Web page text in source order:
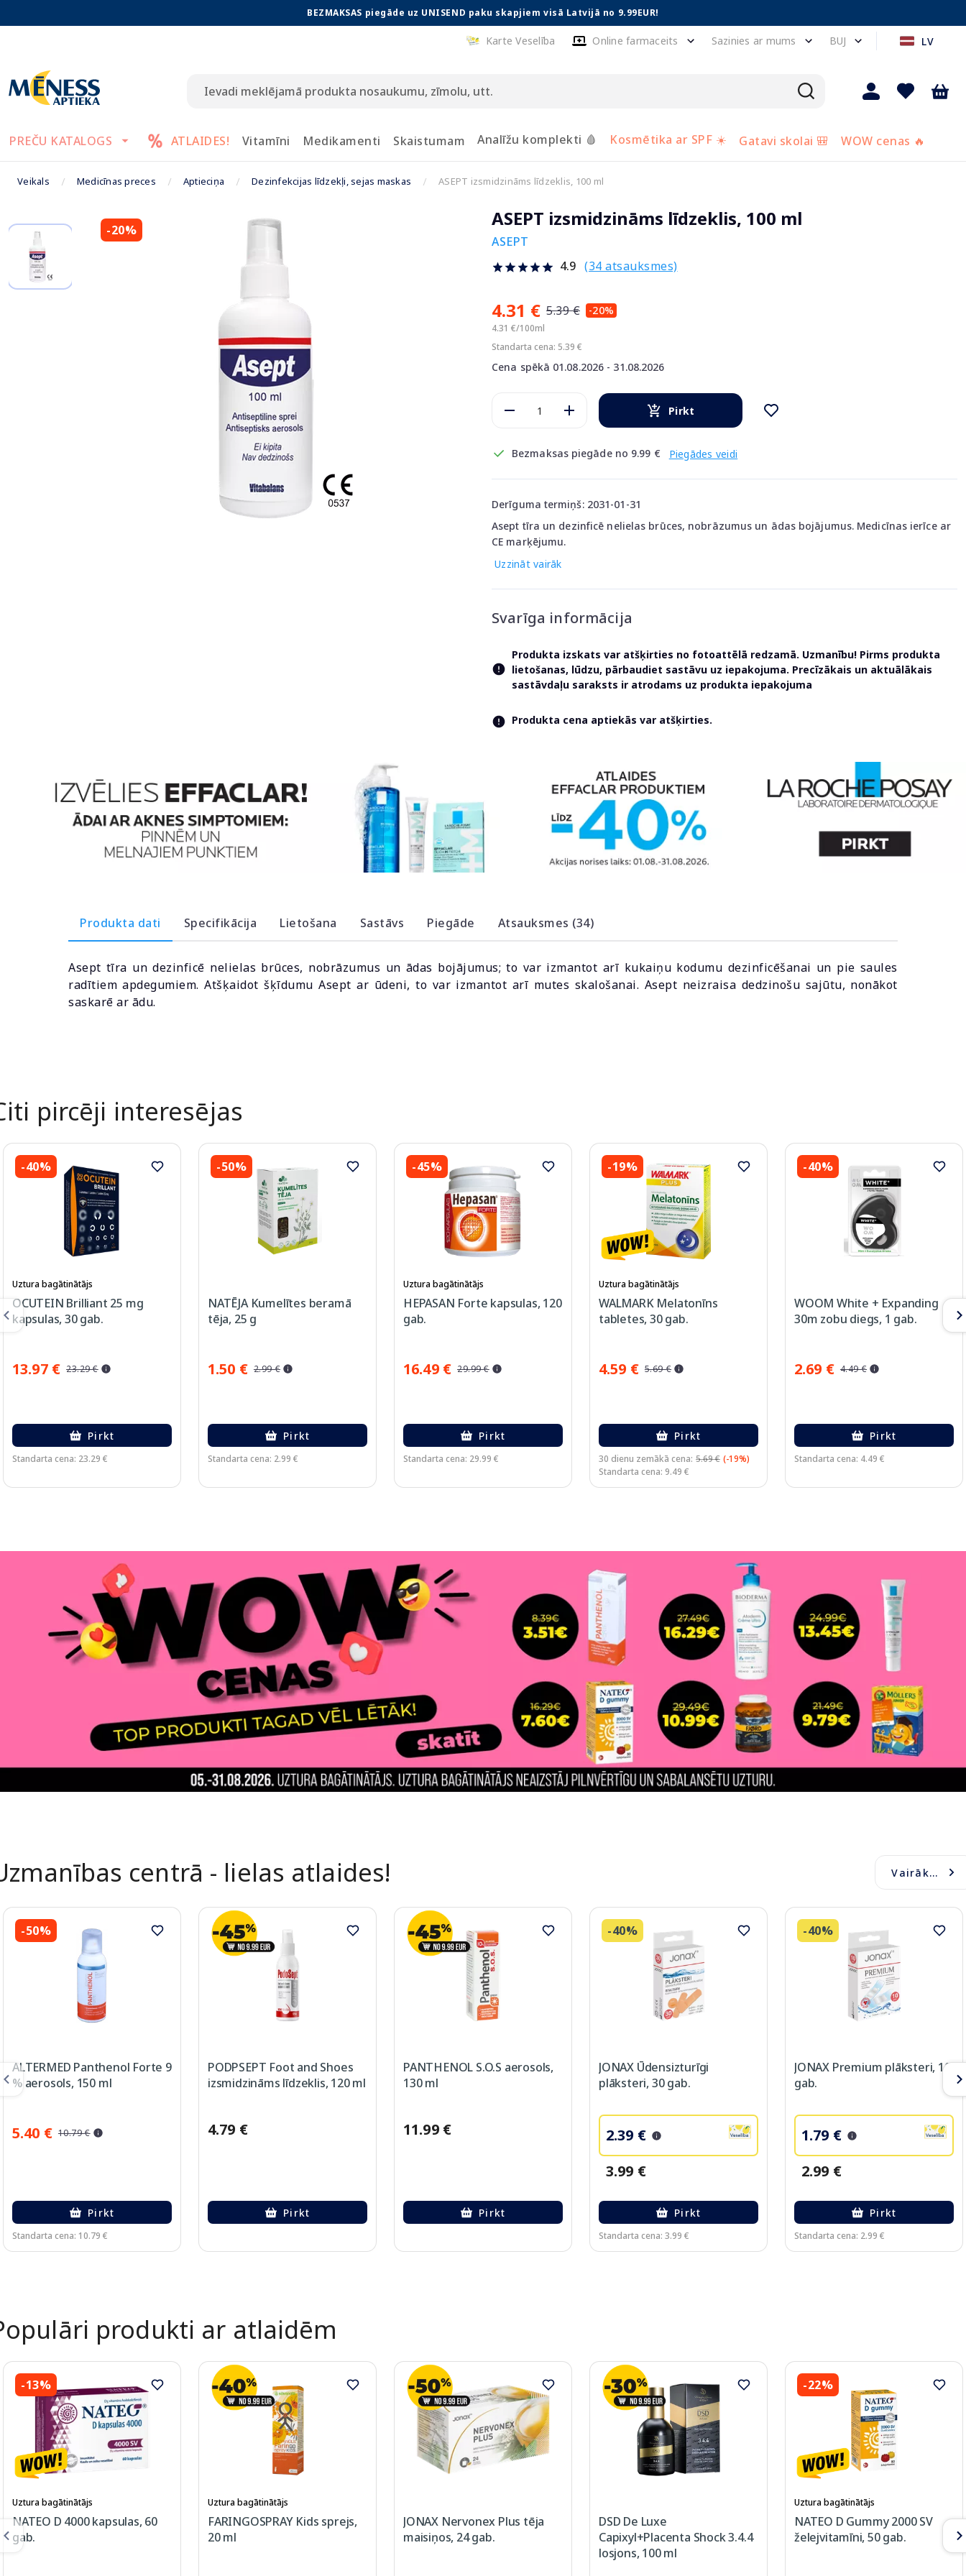
BEZMAKSAS piegāde uz UNISEND paku skapjiem visā Latvijā no 9.99EUR!
Karte Veselība Online farmaceits Sazinies ar mums BUJ LV
PREČU KATALOGS ATLAIDES! Vitamīni Medikamenti Skaistumam Analīžu komplekti 🩸 Kosmētika ar SPF ☀️ Gatavi skolai 🎒 WOW cenas 🔥
Veikals Medicīnas preces Aptieciņa Dezinfekcijas līdzekļi, sejas maskas ASEPT izsmidzināms līdzeklis, 100 ml
-20% ASEPT izsmidzināms līdzeklis, 100 ml
ASEPT
4.9 (34 atsauksmes)
4.31 € 5.39 € -20%
4.31 €/100ml
Standarta cena: 5.39 €
Cena spēkā 01.08.2026 - 31.08.2026
Pirkt
Bezmaksas piegāde no 9.99 € Piegādes veidi
Derīguma termiņš: 2031-01-31
Asept tīra un dezinficē nelielas brūces, nobrāzumus un ādas bojājumus. Medicīnas ierīce ar
CE marķējumu.
Uzzināt vairāk
Svarīga informācija
Produkta izskats var atšķirties no fotoattēlā redzamā. Uzmanību! Pirms produkta
lietošanas, lūdzu, pārbaudiet sastāvu uz iepakojuma. Precīzākais un aktuālākais
sastāvdaļu saraksts ir atrodams uz produkta iepakojuma
Produkta cena aptiekās var atšķirties.
Produkta dati Specifikācija Lietošana Sastāvs Piegāde Atsauksmes (34)
Asept tīra un dezinficē nelielas brūces, nobrāzumus un ādas bojājumus; to var izmantot arī kukaiņu kodumu dezinficēšanai un pie saules
radītiem apdegumiem. Atšķaidot šķīdumu Asept ar ūdeni, to var izmantot arī mutes skalošanai. Asept neizraisa dedzinošu sajūtu, nonākot
saskarē ar ādu.
pircēji interesējas
-40%
Uztura bagātinātājs
OCUTEIN Brilliant 25 mg
kapsulas, 30 gab.
13.97 € 23.29 €
Pirkt
Standarta cena: 23.29 €
-50%
NATĒJA Kumelītes beramā
tēja, 25 g
1.50 € 2.99 €
Pirkt
Standarta cena: 2.99 €
-45%
Uztura bagātinātājs
HEPASAN Forte kapsulas, 120
gab.
16.49 € 29.99 €
Pirkt
Standarta cena: 29.99 €
-19%
Uztura bagātinātājs
WALMARK Melatonīns
tabletes, 30 gab.
4.59 € 5.69 €
Pirkt
30 dienu zemākā cena: 5.69 € (-19%)
Standarta cena: 9.49 €
-40%
WOOM White + Expanding
30m zobu diegs, 1 gab.
2.69 € 4.49 €
Pirkt
Standarta cena: 4.49 €
centrā - lielas atlaides! Vairāk...
-50%
ALTERMED Panthenol Forte 9
% aerosols, 150 ml
5.40 € 10.79 €
Pirkt
Standarta cena: 10.79 €
PODPSEPT Foot and Shoes
izsmidzināms līdzeklis, 120 ml
4.79 €
Pirkt
PANTHENOL S.O.S aerosols,
130 ml
11.99 €
Pirkt
-40%
JONAX Ūdensizturīgi
plāksteri, 30 gab.
2.39 €
3.99 €
Pirkt
Standarta cena: 3.99 €
-40%
JONAX Premium plāksteri, 10
gab.
1.79 €
2.99 €
Pirkt
Standarta cena: 2.99 €
produkti ar atlaidēm
-13%
Uztura bagātinātājs
NATEO D 4000 kapsulas, 60
gab.
Uztura bagātinātājs
FARINGOSPRAY Kids sprejs,
20 ml
JONAX Nervonex Plus tēja
maisiņos, 24 gab.
DSD De Luxe
Capixyl+Placenta Shock 3.4.4
losjons, 100 ml
-22%
Uztura bagātinātājs
NATEO D Gummy 2000 SV
želejvitamīni, 50 gab.